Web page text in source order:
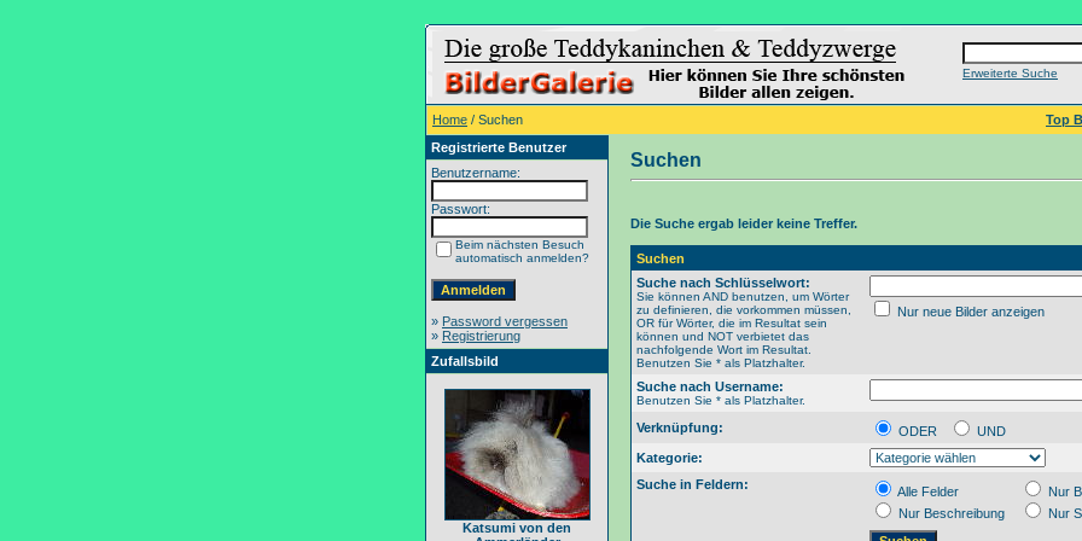
Erweiterte Suche
Home / Suchen
Top
Registrierte Benutzer
Benutzername:
Passwort:
Beim nächsten Besuch
automatisch anmelden?
» Password vergessen
» Registrierung
Zufallsbild
Katsumi von den
Suchen
Die Suche ergab leider keine Treffer.
Suchen
Suche nach Schlüsselwort:
Sie können AND benutzen, um Wörter
zu definieren, die vorkommen müssen,
OR für Wörter, die im Resultat sein
können und NOT verbietet das
nachfolgende Wort im Resultat.
Benutzen Sie * als Platzhalter.
Nur neue Bilder anzeigen
Suche nach Username:
Benutzen Sie * als Platzhalter.
Verknüpfung: ODER
UND
Kategorie:
Suche in Feldern:
Alle Felder
Nur
Nur Beschreibung
Nur